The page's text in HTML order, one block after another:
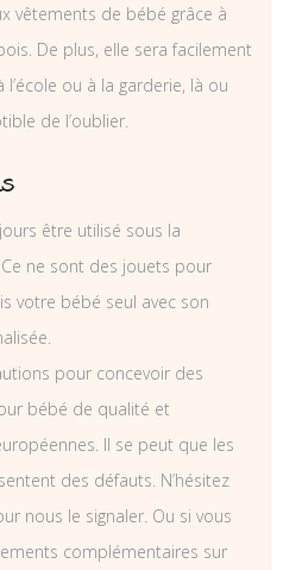
vêtements de bébé grâce à
De plus, elle sera facilement
ou à la garderie, là ou
de l’oublier.
être utilisé sous la
Ce ne sont des jouets pour
votre bébé seul avec son
pour concevoir des
bébé de qualité et
Il se peut que les
des défauts. N’hésitez
nous le signaler. Ou si vous
complémentaires sur